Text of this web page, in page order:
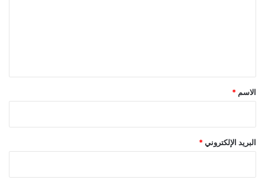
*
الاسم *
البريد الإلكتروني*